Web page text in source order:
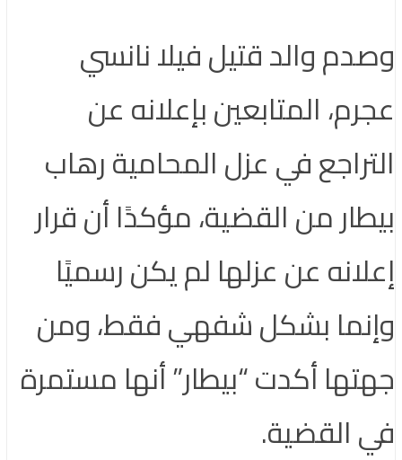
وصدم والد قتيل فيلا نانسي
عجرم، المتابعين بإعلانه عن
التراجع في عزل المحامية رهاب
بيطار من القضية، مؤكدًا أن قرار
إعلانه عن عزلها لم يكن رسميًا
وإنما بشكل شفهي فقط، ومن
جهتها أكدت “بيطار” أنها مستمرة
في القضية.